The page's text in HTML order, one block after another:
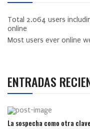
Total 2.064 users
online
Most users ever online
ENTRADAS
La sospecha como otra